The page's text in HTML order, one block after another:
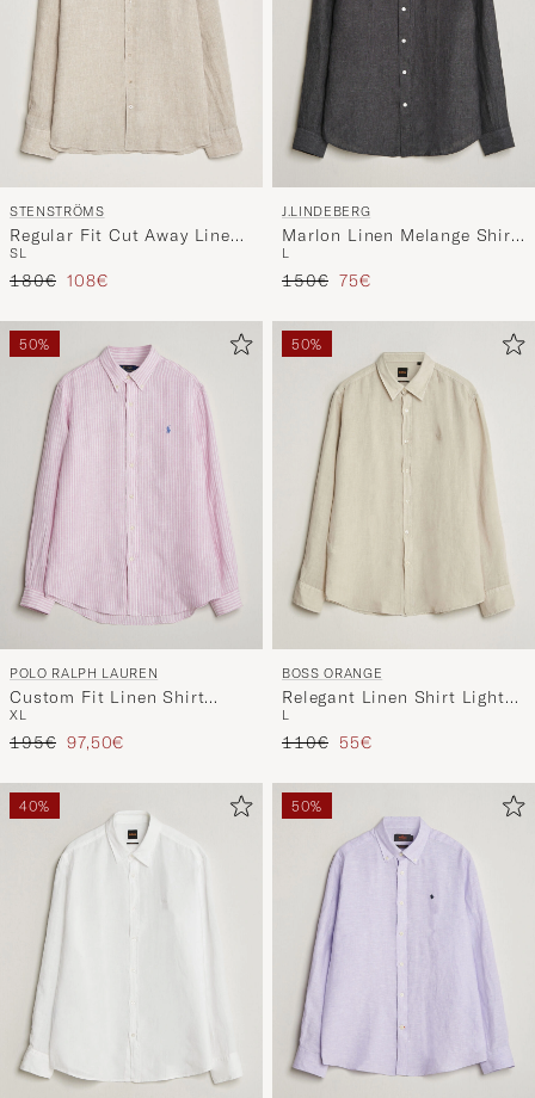
STENSTRÖMS
Regular Fit Cut Away Linen
Shirt Beige
SL
Regulärer Preis
180€ Reduzierter Preis
108€
J.LINDEBERG
Marlon Linen Melange Shirt
Black
L
Regulärer Preis
150€ Reduzierter Preis
75€
50%
POLO RALPH LAUREN
Custom Fit Linen Shirt
Pink/White
XL
Regulärer Preis
195€ Reduzierter Preis
97,50€
50%
BOSS ORANGE
Relegant Linen Shirt Light
Beige
L
Regulärer Preis
110€ Reduzierter Preis
55€
40% 50%